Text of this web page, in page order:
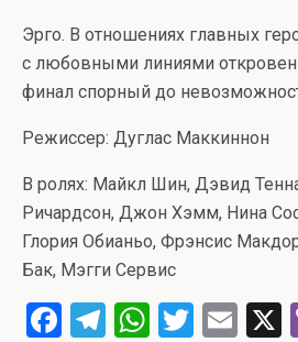
Эрго. В отношениях главных
с любовными линиями
финал спорный до
Режиссер: Дуглас Маккиннон
В ролях: Майкл Шин, Дэвид
Ричардсон, Джон Хэмм, Нина
Глория Обианьо, Фрэнсис
Бак, Мэгги Сервис
F
T
W T
E